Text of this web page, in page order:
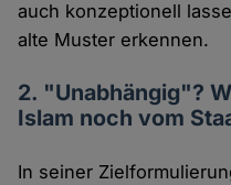
auch konzeptionell
alte Muster erkennen.
2. "Unabhängig"?
Islam noch vom
In seiner